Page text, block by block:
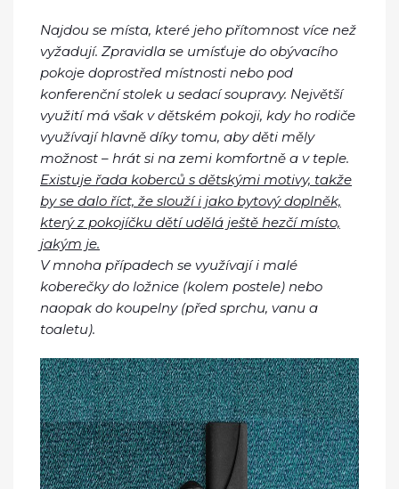
Najdou se místa, které jeho přítomnost více než
vyžadují. Zpravidla se umísťuje do obývacího
pokoje doprostřed místnosti nebo pod
konferenční stolek u sedací soupravy. Největší
využití má však v dětském pokoji, kdy ho rodiče
využívají hlavně díky tomu, aby děti měly
možnost – hrát si na zemi komfortně a v teple.
Existuje řada koberců s dětskými motivy, takže
by se dalo říct, že slouží i jako bytový doplněk,
který z pokojíčku dětí udělá ještě hezčí místo,
jakým je.
V mnoha případech se využívají i malé
koberečky do ložnice (kolem postele) nebo
naopak do koupelny (před sprchu, vanu a
toaletu).